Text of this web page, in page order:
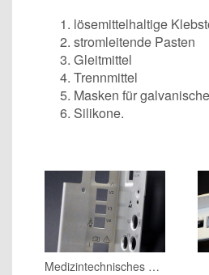
lösemittelhaltige
stromleitende Pasten
Gleitmittel
Trennmittel
Masken für
Silikone.
Medizin­technisches Gehäuse